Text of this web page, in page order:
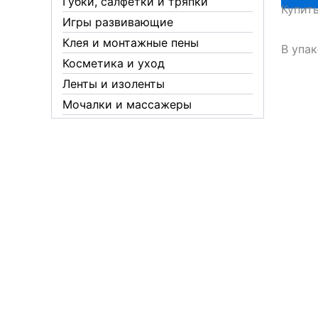
Игры развивающие
Клея и монтажные пены
Косметика и уход
Ленты и изоленты
Мочалки и массажеры
слива
/
Россия/
В